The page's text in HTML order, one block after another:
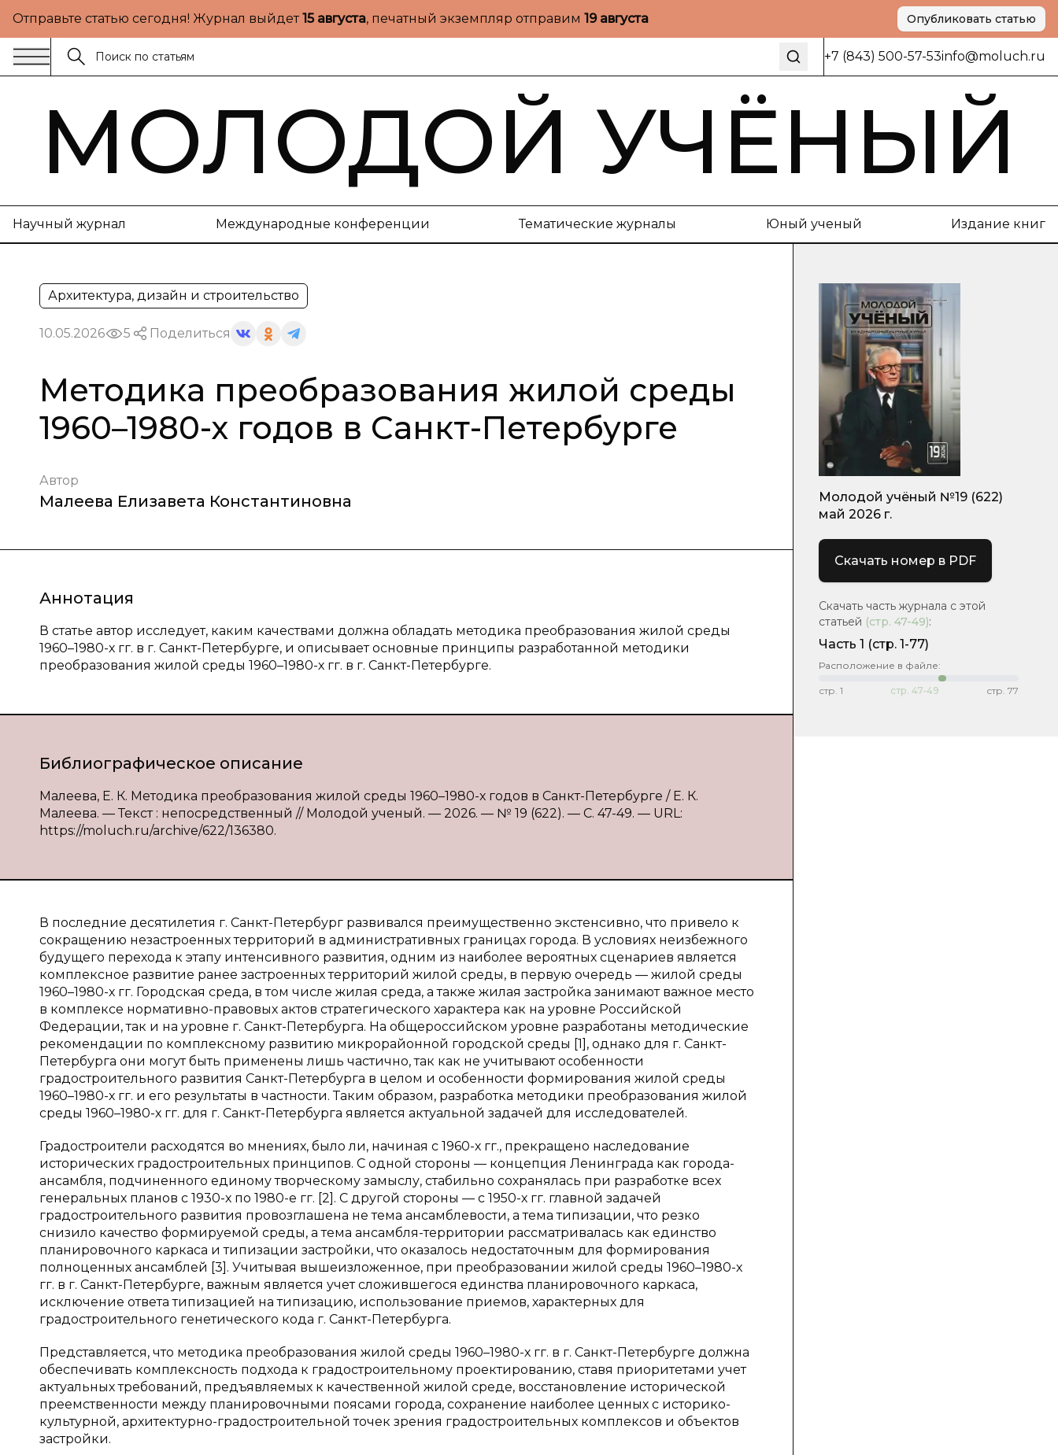
Отправьте статью сегодня! Журнал выйдет15 августа, печатный экземпляр отправим 19 августа Опубликовать статью
+7 (843) 500-57-53info@moluch.ru
МОЛОДОЙ УЧЁНЫЙ
Научный журнал Международные конференции Тематические журналы Юный ученый Издание книг
Архитектура, дизайн и строительство
10.05.2026 5 Поделиться
Методика преобразования жилой среды
1960–1980-х годов в Санкт-Петербурге
Автор
Малеева Елизавета Константиновна
Аннотация
В статье автор исследует, каким качествами должна обладать методика преобразования жилой среды
1960–1980-х гг. в г. Санкт-Петербурге, и описывает основные принципы разработанной методики
преобразования жилой среды 1960–1980-х гг. в г. Санкт-Петербурге.
Библиографическое описание
Малеева, Е. К. Методика преобразования жилой среды 1960–1980-х годов в Санкт-Петербурге / Е. К.
Малеева. — Текст : непосредственный // Молодой ученый. — 2026. — № 19 (622). — С. 47-49. — URL:
https://moluch.ru/archive/622/136380.
В последние десятилетия г. Санкт-Петербург развивался преимущественно экстенсивно, что привело к
сокращению незастроенных территорий в административных границах города. В условиях неизбежного
будущего перехода к этапу интенсивного развития, одним из наиболее вероятных сценариев является
комплексное развитие ранее застроенных территорий жилой среды, в первую очередь — жилой среды
1960–1980-х гг. Городская среда, в том числе жилая среда, а также жилая застройка занимают важное место
в комплексе нормативно-правовых актов стратегического характера как на уровне Российской
Федерации, так и на уровне г. Санкт-Петербурга. На общероссийском уровне разработаны методические
рекомендации по комплексному развитию микрорайонной городской среды [1], однако для г. Санкт-
Петербурга они могут быть применены лишь частично, так как не учитывают особенности
градостроительного развития Санкт-Петербурга в целом и особенности формирования жилой среды
1960–1980-х гг. и его результаты в частности. Таким образом, разработка методики преобразования жилой
среды 1960–1980-х гг. для г. Санкт-Петербурга является актуальной задачей для исследователей.
Градостроители расходятся во мнениях, было ли, начиная с 1960-х гг., прекращено наследование
исторических градостроительных принципов. С одной стороны — концепция Ленинграда как города-
ансамбля, подчиненного единому творческому замыслу, стабильно сохранялась при разработке всех
генеральных планов с 1930-х по 1980-е гг. [2]. С другой стороны — с 1950-х гг. главной задачей
градостроительного развития провозглашена не тема ансамблевости, а тема типизации, что резко
снизило качество формируемой среды, а тема ансамбля-территории рассматривалась как единство
планировочного каркаса и типизации застройки, что оказалось недостаточным для формирования
полноценных ансамблей [3]. Учитывая вышеизложенное, при преобразовании жилой среды 1960–1980-х
гг. в г. Санкт-Петербурге, важным является учет сложившегося единства планировочного каркаса,
исключение ответа типизацией на типизацию, использование приемов, характерных для
градостроительного генетического кода г. Санкт-Петербурга.
Представляется, что методика преобразования жилой среды 1960–1980-х гг. в г. Санкт-Петербурге должна
обеспечивать комплексность подхода к градостроительному проектированию, ставя приоритетами учет
актуальных требований, предъявляемых к качественной жилой среде, восстановление исторической
преемственности между планировочными поясами города, сохранение наиболее ценных с историко-
культурной, архитектурно-градостроительной точек зрения градостроительных комплексов и объектов
застройки.
Молодой учёный №19 (622)
май 2026 г.
Скачать номер в PDF
Скачать часть журнала с этой
статьей (стр. 47-49):
Часть 1 (стр. 1-77)
Расположение в файле:
стр. 1 стр. 47-49 стр. 77